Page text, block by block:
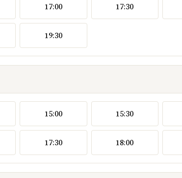
17:00 17:30
19:30
15:00 15:30
17:30 18:00